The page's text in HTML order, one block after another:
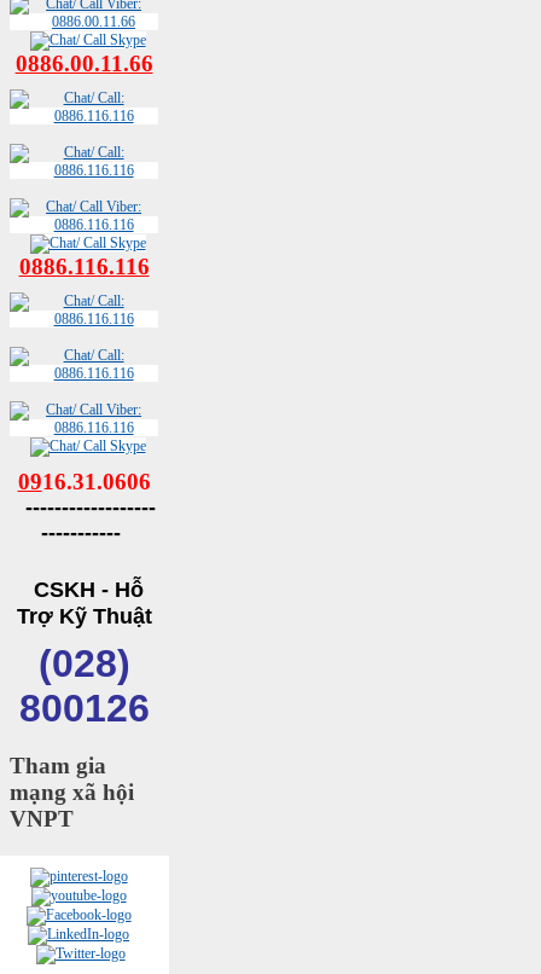
0886.00.11.66
0886.116.116
0916.31.0606
------------------
-----------
CSKH - Hỗ
Trợ Kỹ Thuật
(028)
800126
Tham gia
mạng xã hội
VNPT